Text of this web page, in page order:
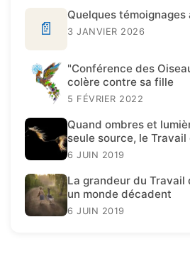
📄
Quelques témoignages
3 JANVIER 2026
"Conférence des
colère contre sa fille
5 FÉVRIER 2022
Quand ombres et
seule source, le
présent.
6 JUIN 2019
La grandeur du Travail
un monde décadent
6 JUIN 2019